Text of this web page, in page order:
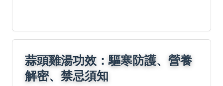
蒜頭雞湯功效：驅寒防護、營養
解密、禁忌須知